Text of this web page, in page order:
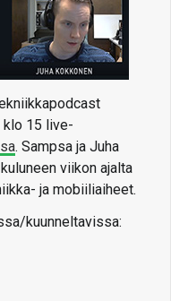
klo 15 live-
. Sampsa ja Juha
viikon ajalta
ja mobiiliaiheet.
kuunneltavissa: